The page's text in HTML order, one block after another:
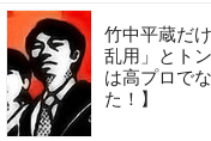
竹中平蔵だ
乱用」とト
は高プロで
た！】